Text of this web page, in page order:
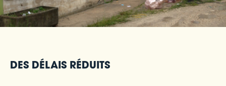
DES DÉLAIS RÉDUITS